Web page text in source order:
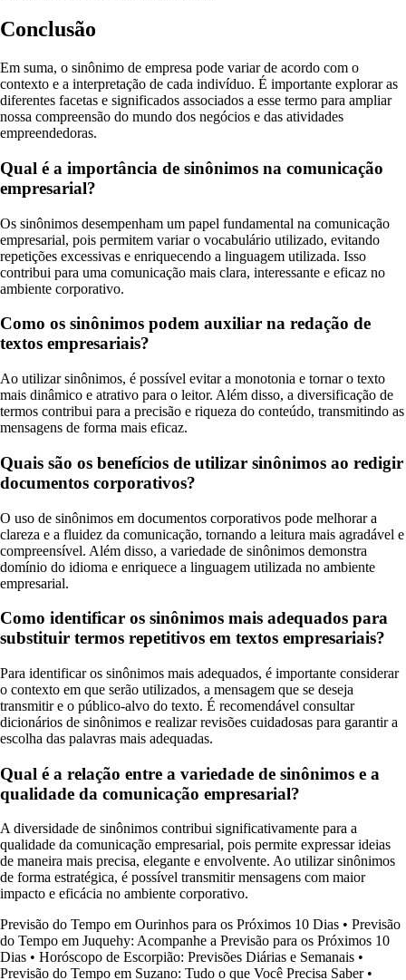
Conclusão
Em suma, o sinônimo de empresa pode variar de acordo com o
contexto e a interpretação de cada indivíduo. É importante explorar as
diferentes facetas e significados associados a esse termo para ampliar
nossa compreensão do mundo dos negócios e das atividades
empreendedoras.
Qual é a importância de sinônimos na comunicação
empresarial?
Os sinônimos desempenham um papel fundamental na comunicação
empresarial, pois permitem variar o vocabulário utilizado, evitando
repetições excessivas e enriquecendo a linguagem utilizada. Isso
contribui para uma comunicação mais clara, interessante e eficaz no
ambiente corporativo.
Como os sinônimos podem auxiliar na redação de
textos empresariais?
Ao utilizar sinônimos, é possível evitar a monotonia e tornar o texto
mais dinâmico e atrativo para o leitor. Além disso, a diversificação de
termos contribui para a precisão e riqueza do conteúdo, transmitindo as
mensagens de forma mais eficaz.
Quais são os benefícios de utilizar sinônimos ao redigir
documentos corporativos?
O uso de sinônimos em documentos corporativos pode melhorar a
clareza e a fluidez da comunicação, tornando a leitura mais agradável e
compreensível. Além disso, a variedade de sinônimos demonstra
domínio do idioma e enriquece a linguagem utilizada no ambiente
empresarial.
Como identificar os sinônimos mais adequados para
substituir termos repetitivos em textos empresariais?
Para identificar os sinônimos mais adequados, é importante considerar
o contexto em que serão utilizados, a mensagem que se deseja
transmitir e o público-alvo do texto. É recomendável consultar
dicionários de sinônimos e realizar revisões cuidadosas para garantir a
escolha das palavras mais adequadas.
Qual é a relação entre a variedade de sinônimos e a
qualidade da comunicação empresarial?
A diversidade de sinônimos contribui significativamente para a
qualidade da comunicação empresarial, pois permite expressar ideias
de maneira mais precisa, elegante e envolvente. Ao utilizar sinônimos
de forma estratégica, é possível transmitir mensagens com maior
impacto e eficácia no ambiente corporativo.
Previsão do Tempo em Ourinhos para os Próximos 10 Dias • Previsão
do Tempo em Juquehy: Acompanhe a Previsão para os Próximos 10
Dias • Horóscopo de Escorpião: Previsões Diárias e Semanais •
Previsão do Tempo em Suzano: Tudo o que Você Precisa Saber•